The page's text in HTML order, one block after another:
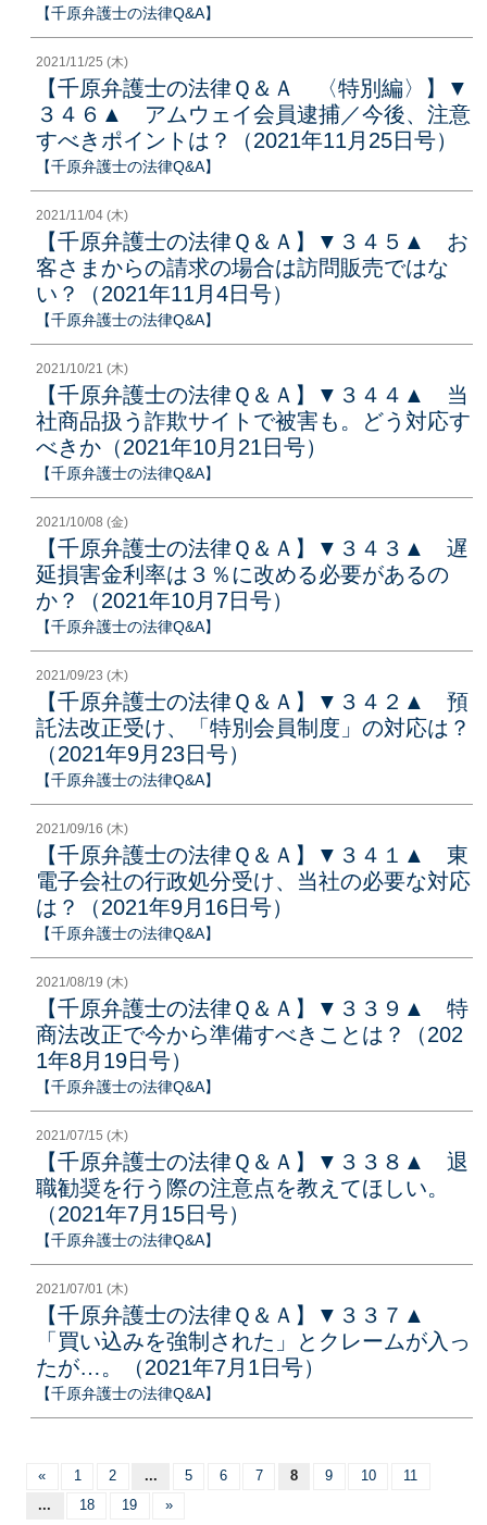
【千原弁護士の法律Q&A】
2021/11/25 (木)
【千原弁護士の法律Ｑ＆Ａ 〈特別編〉】▼
３４６▲ アムウェイ会員逮捕／今後、注意
すべきポイントは？（2021年11月25日号）
【千原弁護士の法律Q&A】
2021/11/04 (木)
【千原弁護士の法律Ｑ＆Ａ】▼３４５▲ お
客さまからの請求の場合は訪問販売ではな
い？（2021年11月4日号）
【千原弁護士の法律Q&A】
2021/10/21 (木)
【千原弁護士の法律Ｑ＆Ａ】▼３４４▲ 当
社商品扱う詐欺サイトで被害も。どう対応す
べきか（2021年10月21日号）
【千原弁護士の法律Q&A】
2021/10/08 (金)
【千原弁護士の法律Ｑ＆Ａ】▼３４３▲ 遅
延損害金利率は３％に改める必要があるの
か？（2021年10月7日号）
【千原弁護士の法律Q&A】
2021/09/23 (木)
【千原弁護士の法律Ｑ＆Ａ】▼３４２▲ 預
託法改正受け、「特別会員制度」の対応は？
（2021年9月23日号）
【千原弁護士の法律Q&A】
2021/09/16 (木)
【千原弁護士の法律Ｑ＆Ａ】▼３４１▲ 東
電子会社の行政処分受け、当社の必要な対応
は？（2021年9月16日号）
【千原弁護士の法律Q&A】
2021/08/19 (木)
【千原弁護士の法律Ｑ＆Ａ】▼３３９▲ 特
商法改正で今から準備すべきことは？（202
1年8月19日号）
【千原弁護士の法律Q&A】
2021/07/15 (木)
【千原弁護士の法律Ｑ＆Ａ】▼３３８▲ 退
職勧奨を行う際の注意点を教えてほしい。
（2021年7月15日号）
【千原弁護士の法律Q&A】
2021/07/01 (木)
【千原弁護士の法律Ｑ＆Ａ】▼３３７▲
「買い込みを強制された」とクレームが入っ
たが…。（2021年7月1日号）
【千原弁護士の法律Q&A】
« 1 2 ... 5 6 7 8 9 10
11
...
18 19 »